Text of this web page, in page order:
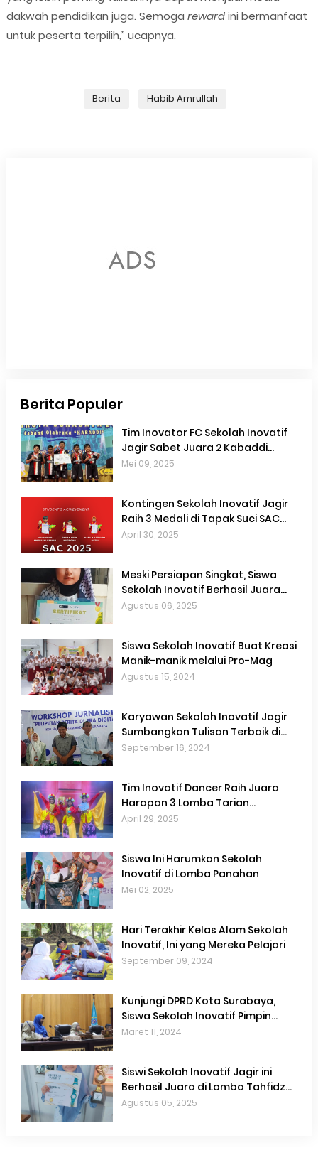
dakwah pendidikan juga. Semoga rewardini bermanfaat
untuk peserta terpilih,” ucapnya.
Berita Habib Amrullah
Berita Populer
Tim Inovator FC Sekolah Inovatif
Jagir Sabet Juara 2 Kabaddi
Championship Piala Wali Kota
Mei 09, 2025
Kontingen Sekolah Inovatif Jagir
Raih 3 Medali di Tapak Suci SAC
2025
April 30, 2025
Meski Persiapan Singkat, Siswa
Sekolah Inovatif Berhasil Juara
Berkisah Se-Surabaya
Agustus 06, 2025
Siswa Sekolah Inovatif Buat Kreasi
Manik-manik melalui Pro-Mag
Agustus 15, 2024
Karyawan Sekolah Inovatif Jagir
Sumbangkan Tulisan Terbaik di
Workshop Jurnalistik
September 16, 2024
Tim Inovatif Dancer Raih Juara
Harapan 3 Lomba Tarian
Tradisional
April 29, 2025
Siswa Ini Harumkan Sekolah
Inovatif di Lomba Panahan
Mei 02, 2025
Hari Terakhir Kelas Alam Sekolah
Inovatif, Ini yang Mereka Pelajari
September 09, 2024
Kunjungi DPRD Kota Surabaya,
Siswa Sekolah Inovatif Pimpin
Sidang Paripurna
Maret 11, 2024
Siswi Sekolah Inovatif Jagir ini
Berhasil Juara di Lomba Tahfidz
2025
Agustus 05, 2025